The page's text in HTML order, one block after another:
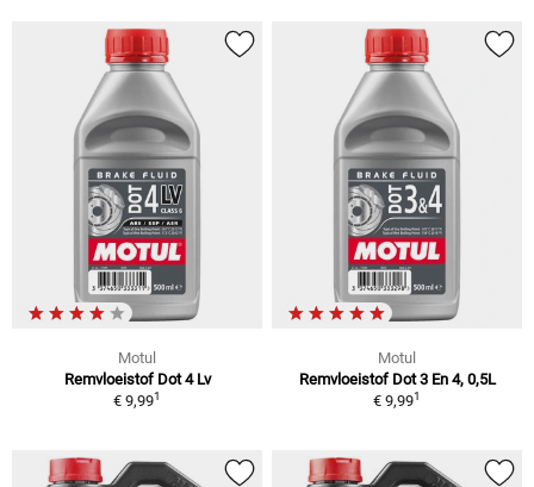
Motul
Remvloeistof Dot 4 Lv
€ 9,991
Motul
Remvloeistof Dot 3 En 4, 0,5L
€ 9,991